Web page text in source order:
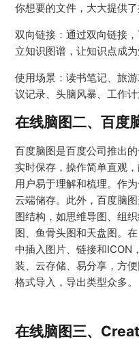
你想要的文件，大大提供
双向链接：通过双向链接
立知识图谱，让知识点成为
使用场景：读书笔记、旅
议记录、头脑风暴、工作
在线脑图二、百度
百度脑图是百度公司推出
实时保存，操作简单直观
用户易于理解和梳理。作
云端储存。此外，百度脑
图结构，如思维导图、组
图、鱼骨头图和天盘图。
中插入图片、链接和ICON
装、云存储、易分享，方
格式导入，导出类型众多。
在线脑图三、